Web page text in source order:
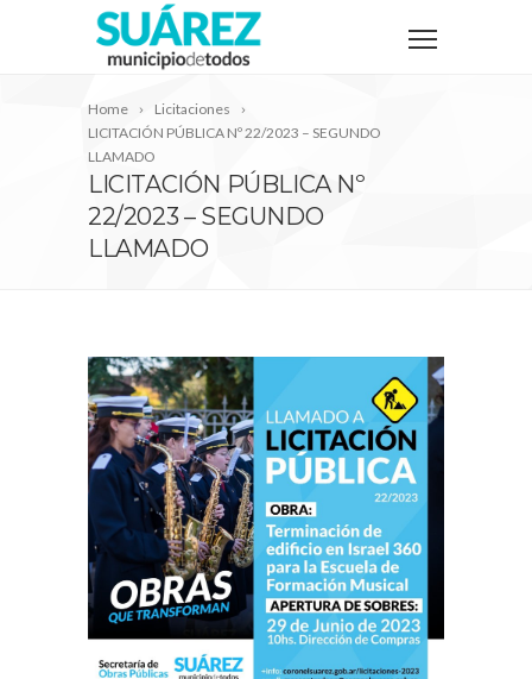
Home
Licitaciones
LICITACIÓN PÚBLICA Nº 22/2023 – SEGUNDO
LLAMADO
LICITACIÓN PÚBLICA Nº
22/2023 – SEGUNDO
LLAMADO